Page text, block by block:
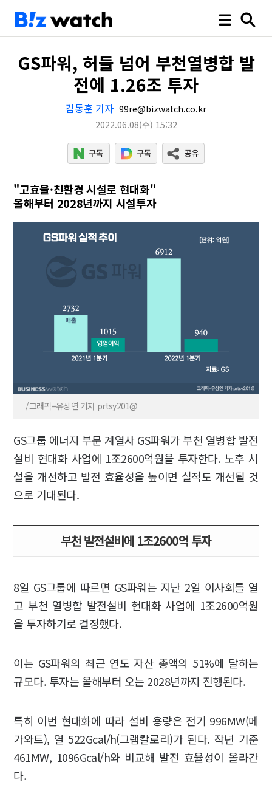
GS파워, 허들 넘어 부천열병합 발
전에 1.26조 투자
김동훈 기자 99re@bizwatch.co.kr
2022.06.08(수) 15:32
"고효율·친환경 시설로 현대화"
올해부터 2028년까지 시설투자
/그래픽=유상연 기자 prtsy201@
GS그룹 에너지 부문 계열사 GS파워가 부천 열병합 발전
설비 현대화 사업에 1조2600억원을 투자한다. 노후 시
설을 개선하고 발전 효율성을 높이면 실적도 개선될 것
으로 기대된다.
부천 발전설비에 1조2600억 투자
8일 GS그룹에 따르면 GS파워는 지난 2일 이사회를 열
고 부천 열병합 발전설비 현대화 사업에 1조2600억원
을 투자하기로 결정했다.
이는 GS파워의 최근 연도 자산 총액의 51%에 달하는
규모다. 투자는 올해부터 오는 2028년까지 진행된다.
특히 이번 현대화에 따라 설비 용량은 전기 996MW(메
가와트), 열 522Gcal/h(그램칼로리)가 된다. 작년 기준
461MW, 1096Gcal/h와 비교해 발전 효율성이 올라간
다.